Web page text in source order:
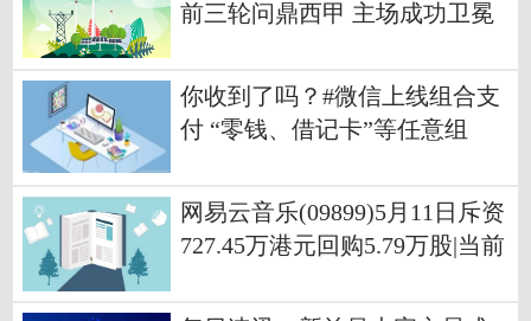
前三轮问鼎西甲 主场成功卫冕
你收到了吗？#微信上线组合支
付 “零钱、借记卡”等任意组
网易云音乐(09899)5月11日斥资
727.45万港元回购5.79万股|当前